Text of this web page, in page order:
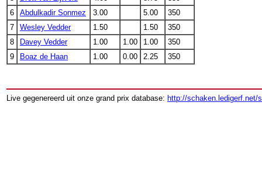
6
Abdulkadir Sonmez 3.00 5.00
350
7
Wesley Vedder 1.50 1.50
350
8
Davey Vedder 1.00 1.00 1.00
350
9
Boaz de Haan 1.00 0.00 2.25 350
Live gegenereerd uit onze grand prix database: http://schaken.ledigerf.net/